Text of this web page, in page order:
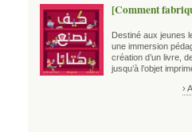
[Comment
Destiné aux jeunes
une immersion
création d’un livre,
jusqu’à l’objet
›